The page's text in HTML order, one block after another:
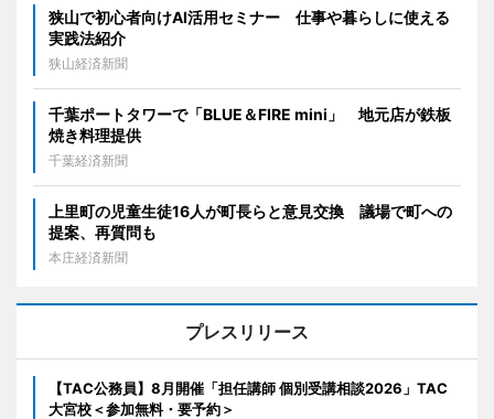
狭山で初心者向けAI活用セミナー 仕事や暮らしに使える
実践法紹介
狭山経済新聞
千葉ポートタワーで「BLUE＆FIRE mini」 地元店が鉄板
焼き料理提供
千葉経済新聞
上里町の児童生徒16人が町長らと意見交換 議場で町への
提案、再質問も
本庄経済新聞
プレスリリース
【TAC公務員】8月開催「担任講師 個別受講相談2026」TAC
大宮校＜参加無料・要予約＞